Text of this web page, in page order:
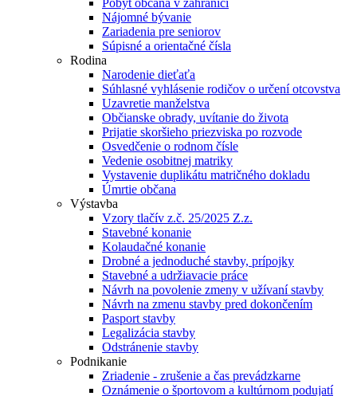
Pobyt občana v zahraničí
Nájomné bývanie
Zariadenia pre seniorov
Súpisné a orientačné čísla
Rodina
Narodenie dieťaťa
Súhlasné vyhlásenie rodičov o určení otcovstva
Uzavretie manželstva
Občianske obrady, uvítanie do života
Prijatie skoršieho priezviska po rozvode
Osvedčenie o rodnom čísle
Vedenie osobitnej matriky
Vystavenie duplikátu matričného dokladu
Úmrtie občana
Výstavba
Vzory tlačív z.č. 25/2025 Z.z.
Stavebné konanie
Kolaudačné konanie
Drobné a jednoduché stavby, prípojky
Stavebné a udržiavacie práce
Návrh na povolenie zmeny v užívaní stavby
Návrh na zmenu stavby pred dokončením
Pasport stavby
Legalizácia stavby
Odstránenie stavby
Podnikanie
Zriadenie - zrušenie a čas prevádzkarne
Oznámenie o športovom a kultúrnom podujatí